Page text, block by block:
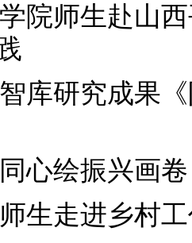
院师生赴山
库研究成果
心绘振兴画
生走进乡村